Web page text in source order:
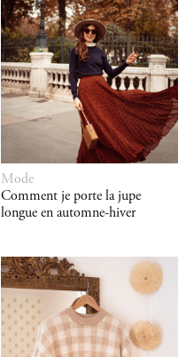
Mode
Comment je porte la jupe
longue en automne-hiver